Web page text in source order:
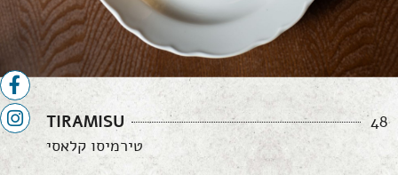
TIRAMISU
48
טירמיסו קלאסי